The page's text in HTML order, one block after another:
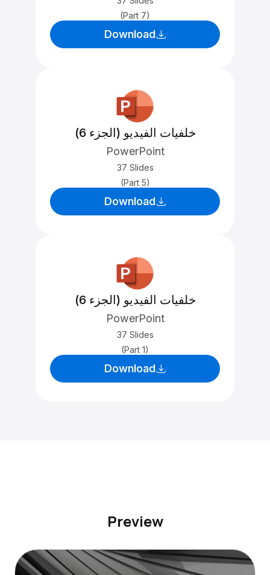
(Part 7)
Download
خلفيات الفيديو (الجزء 6)
PowerPoint
37 Slides
(Part 5)
Download
خلفيات الفيديو (الجزء 6)
PowerPoint
37 Slides
(Part 1)
Download
Preview